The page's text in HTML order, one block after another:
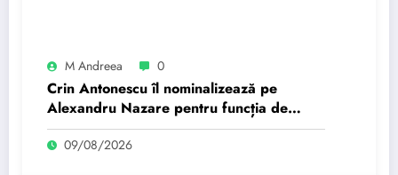
M Andreea 0
Crin Antonescu îl nominalizează pe
Alexandru Nazare pentru funcția de
premier. Când consideră că Ilie va
pleca…
09/08/2026